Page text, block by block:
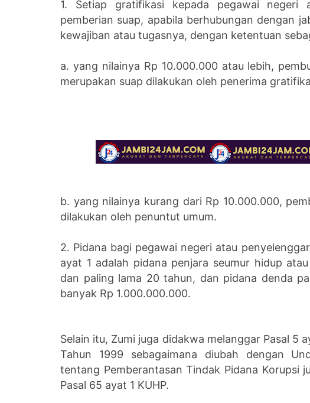
1. Setiap gratifikasi kepada pegawai negeri
pemberian suap, apabila berhubungan dengan
kewajiban atau tugasnya, dengan ketentuan
a. yang nilainya Rp 10.000.000 atau lebih,
merupakan suap dilakukan oleh penerima
b. yang nilainya kurang dari Rp 10.000.000,
dilakukan oleh penuntut umum.
2. Pidana bagi pegawai negeri atau
ayat 1 adalah pidana penjara seumur hidup
dan paling lama 20 tahun, dan pidana denda
banyak Rp 1.000.000.000.
Selain itu, Zumi juga didakwa melanggar Pasal 5
Tahun 1999 sebagaimana diubah dengan
tentang Pemberantasan Tindak Pidana Korupsi
Pasal 65 ayat 1 KUHP.